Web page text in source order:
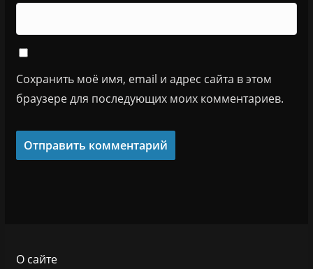
Сохранить моё имя, email и адрес сайта в этом
браузере для последующих моих комментариев.
О сайте